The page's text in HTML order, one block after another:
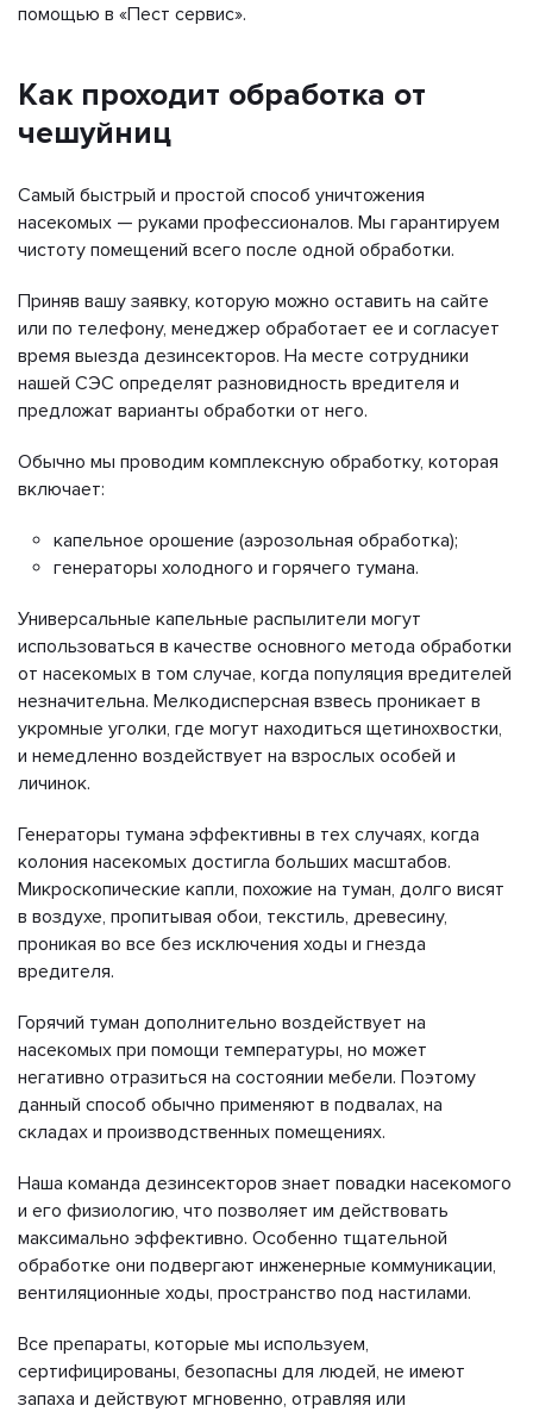
помощью в «Пест сервис».
Как проходит обработка от
чешуйниц
Самый быстрый и простой способ уничтожения
насекомых — руками профессионалов. Мы гарантируем
чистоту помещений всего после одной обработки.
Приняв вашу заявку, которую можно оставить на сайте
или по телефону, менеджер обработает ее и согласует
время выезда дезинсекторов. На месте сотрудники
нашей СЭС определят разновидность вредителя и
предложат варианты обработки от него.
Обычно мы проводим комплексную обработку, которая
включает:
капельное орошение (аэрозольная обработка);
генераторы холодного и горячего тумана.
Универсальные капельные распылители могут
использоваться в качестве основного метода обработки
от насекомых в том случае, когда популяция вредителей
незначительна. Мелкодисперсная взвесь проникает в
укромные уголки, где могут находиться щетинохвостки,
и немедленно воздействует на взрослых особей и
личинок.
Генераторы тумана эффективны в тех случаях, когда
колония насекомых достигла больших масштабов.
Микроскопические капли, похожие на туман, долго висят
в воздухе, пропитывая обои, текстиль, древесину,
проникая во все без исключения ходы и гнезда
вредителя.
Горячий туман дополнительно воздействует на
насекомых при помощи температуры, но может
негативно отразиться на состоянии мебели. Поэтому
данный способ обычно применяют в подвалах, на
складах и производственных помещениях.
Наша команда дезинсекторов знает повадки насекомого
и его физиологию, что позволяет им действовать
максимально эффективно. Особенно тщательной
обработке они подвергают инженерные коммуникации,
вентиляционные ходы, пространство под настилами.
Все препараты, которые мы используем,
сертифицированы, безопасны для людей, не имеют
запаха и действуют мгновенно, отравляя или